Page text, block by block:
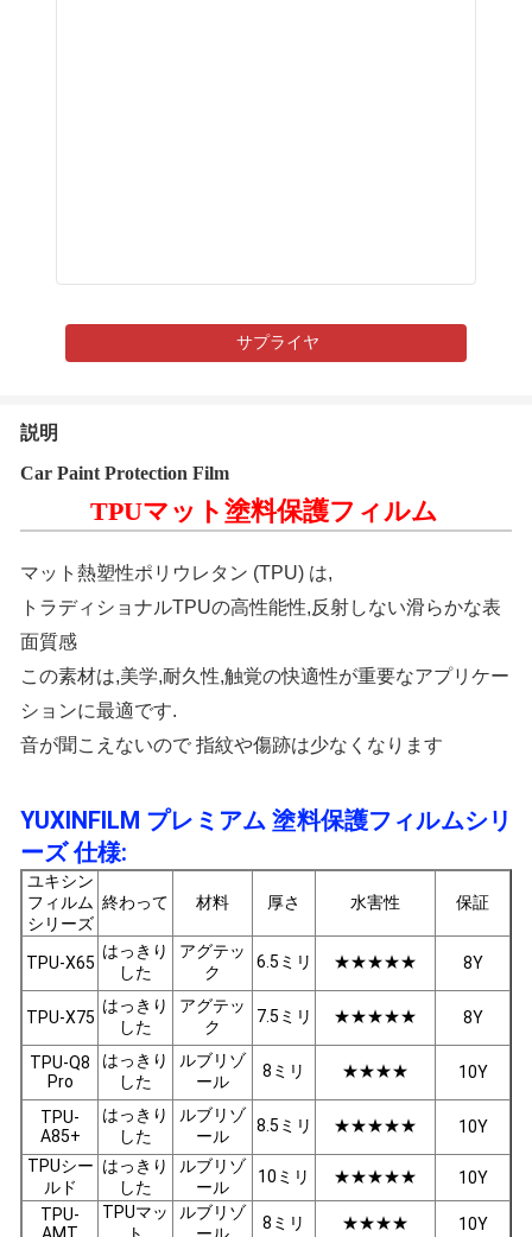
サプライヤ
説明
Car Paint Protection Film
TPUマット塗料保護フィルム
マット熱塑性ポリウレタン (TPU) は,
トラディショナルTPUの高性能性,反射しない滑らかな表
面質感
この素材は,美学,耐久性,触覚の快適性が重要なアプリケー
ションに最適です.
音が聞こえないので 指紋や傷跡は少なくなります
YUXINFILM プレミアム 塗料保護フィルムシリ
ーズ 仕様:
ユキシン
フィルム
シリーズ
終わって 材料 厚さ 水害性 保証
TPU-X65
はっきり
した
アグテッ
ク
6.5ミリ ★★★★★ 8Y
TPU-X75
はっきり
した
アグテッ
ク
7.5ミリ ★★★★★ 8Y
TPU-Q8
Pro
はっきり
した
ルブリゾ
ール
8ミリ ★★★★ 10Y
TPU-
A85+
はっきり
した
ルブリゾ
ール
8.5ミリ ★★★★★ 10Y
TPUシー
ルド
はっきり
した
ルブリゾ
ール
10ミリ ★★★★★
10Y
TPU-
TPUマッ
ルブリゾ
8ミリ ★★★★ 10Y